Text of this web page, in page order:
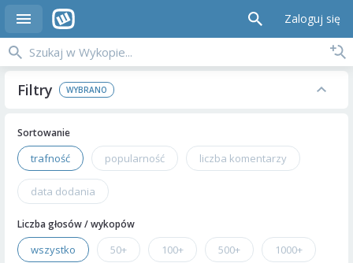
Zaloguj się
Filtry
Sortowanie
trafność popularność liczba komentarzy
data dodania
Liczba głosów / wykopów
wszystko 50+ 100+ 500+ 1000+